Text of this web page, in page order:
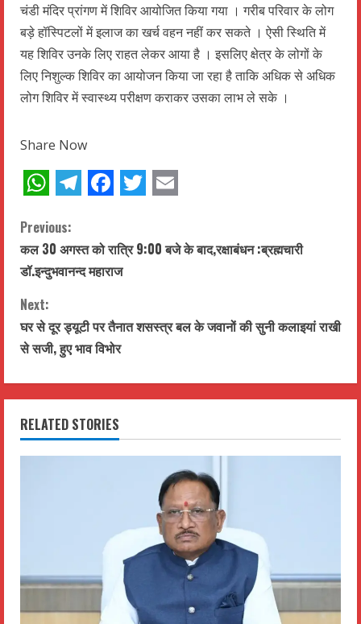
चंडी मंदिर प्रांगण में शिविर आयोजित किया गया । गरीब परिवार के लोग
बड़े हॉस्पिटलों में इलाज का खर्च वहन नहीं कर सकते । ऐसी स्थिति में
यह शिविर उनके लिए राहत लेकर आया है । इसलिए क्षेत्र के लोगों के
लिए निशुल्क शिविर का आयोजन किया जा रहा है ताकि अधिक से अधिक
लोग शिविर में स्वास्थ्य परीक्षण कराकर उसका लाभ ले सके ।
Share Now
C
o
n
t
n
u
a
d
Previous:
कल 30 अगस्त को रात्रि 9:00 बजे के बाद,रक्षाबंधन :ब्रह्मचारी
डॉ.इन्दुभवानन्द महाराज
Next:
घर से दूर ड्यूटी पर तैनात शसस्त्र बल के जवानों की सुनी कलाइयां राखी
से सजी, हुए भाव विभोर
RELATED STORIES